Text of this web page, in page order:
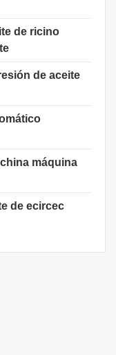
de ricino
de aceite
máquina
de ecircec